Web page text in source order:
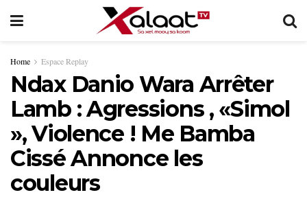
Home Espace Replay
Ndax Danio Wara Arrêter
Lamb : Agressions , «Simol
», Violence ! Me Bamba
Cissé Annonce les
couleurs